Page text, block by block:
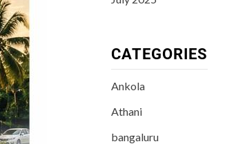
CATEGORIES
Ankola
Athani
bangaluru